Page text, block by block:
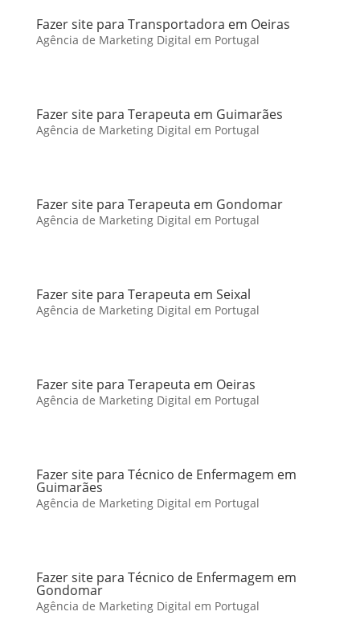
Fazer site para Transportadora em Oeiras
Agência de Marketing Digital em Portugal
Fazer site para Terapeuta em Guimarães
Agência de Marketing Digital em Portugal
Fazer site para Terapeuta em Gondomar
Agência de Marketing Digital em Portugal
Fazer site para Terapeuta em Seixal
Agência de Marketing Digital em Portugal
Fazer site para Terapeuta em Oeiras
Agência de Marketing Digital em Portugal
Fazer site para Técnico de Enfermagem em
Guimarães
Agência de Marketing Digital em Portugal
Fazer site para Técnico de Enfermagem em
Gondomar
Agência de Marketing Digital em Portugal